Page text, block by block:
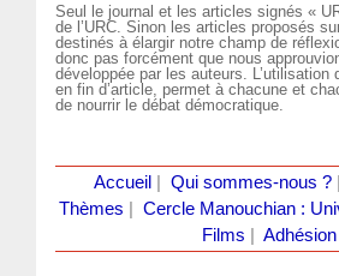
Seul le journal et les articles signés «
de l’URC. Sinon les articles proposés
destinés à élargir notre champ de
donc pas forcément que nous
développée par les auteurs. L’utilisation
en fin d’article, permet à chacune et
de nourrir le débat démocratique.
Accueil Qui sommes-nous ?
Thèmes
Cercle Manouchian :
Films
Adhésion